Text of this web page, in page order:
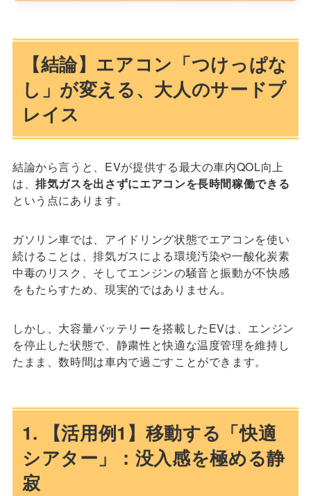
【結論】エアコン「つけっぱな
し」が変える、大人のサードプ
レイス
結論から言うと、EVが提供する最大の車内QOL向上
は、排気ガスを出さずにエアコンを長時間稼働できる
という点にあります。
ガソリン車では、アイドリング状態でエアコンを使い
続けることは、排気ガスによる環境汚染や一酸化炭素
中毒のリスク、そしてエンジンの騒音と振動が不快感
をもたらすため、現実的ではありません。
しかし、大容量バッテリーを搭載したEVは、エンジン
を停止した状態で、静粛性と快適な温度管理を維持し
たまま、数時間は車内で過ごすことができます。
1. 【活用例1】移動する「快適
シアター」：没入感を極める静
寂